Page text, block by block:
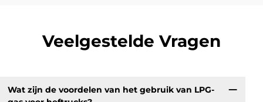
Veelgestelde Vragen
Wat zijn de voordelen van het gebruik van LPG-